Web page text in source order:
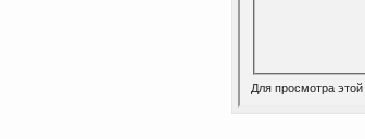
Для просмотра